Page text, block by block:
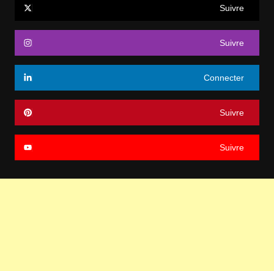
Suivre
Suivre
Connecter
Suivre
Suivre